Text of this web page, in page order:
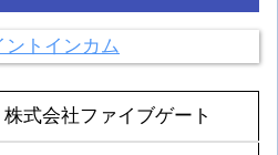
株式会社ファイブゲート